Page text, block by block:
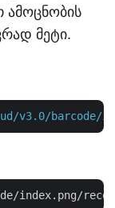
ამოცნობის
მეტი.
barcode/
index.png/